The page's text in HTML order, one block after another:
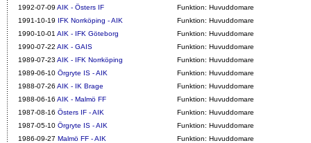
1992-07-09 AIK - Östers IF
Funktion: Huvuddomare
1991-10-19 IFK Norrköping - AIK
Funktion: Huvuddomare
1990-10-01 AIK - IFK Göteborg
Funktion: Huvuddomare
1990-07-22 AIK - GAIS
Funktion: Huvuddomare
1989-07-23 AIK - IFK Norrköping
Funktion: Huvuddomare
1989-06-10 Örgryte IS - AIK
Funktion: Huvuddomare
1988-07-26 AIK - IK Brage
Funktion: Huvuddomare
1988-06-16 AIK - Malmö FF
Funktion: Huvuddomare
1987-08-16 Östers IF - AIK
Funktion: Huvuddomare
1987-05-10 Örgryte IS - AIK
Funktion: Huvuddomare
1986-09-27 Malmö FF - AIK
Funktion: Huvuddomare